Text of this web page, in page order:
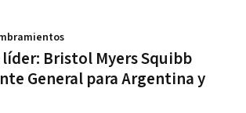
líder: Bristol Myers Squibb
General para Argentina y